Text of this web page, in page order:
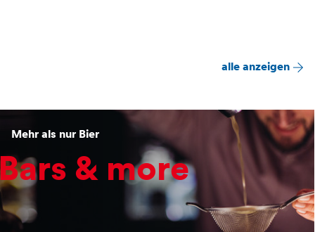
alle anzeigen
Mehr als nur Bier
& more